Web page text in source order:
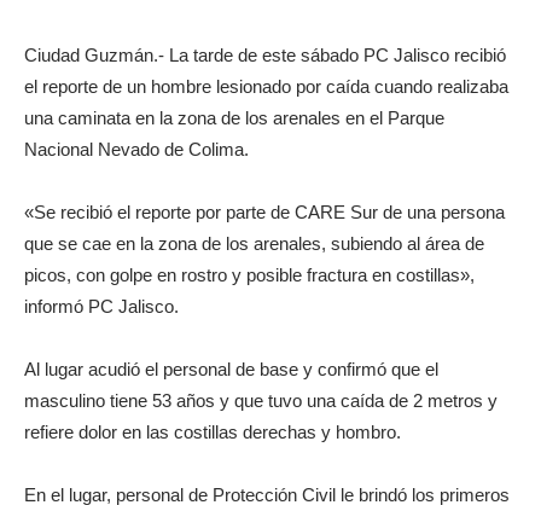
Ciudad Guzmán.- La tarde de este sábado PC Jalisco recibió
el reporte de un hombre lesionado por caída cuando realizaba
una caminata en la zona de los arenales en el Parque
Nacional Nevado de Colima.
«Se recibió el reporte por parte de CARE Sur de una persona
que se cae en la zona de los arenales, subiendo al área de
picos, con golpe en rostro y posible fractura en costillas»,
informó PC Jalisco.
Al lugar acudió el personal de base y confirmó que el
masculino tiene 53 años y que tuvo una caída de 2 metros y
refiere dolor en las costillas derechas y hombro.
En el lugar, personal de Protección Civil le brindó los primeros